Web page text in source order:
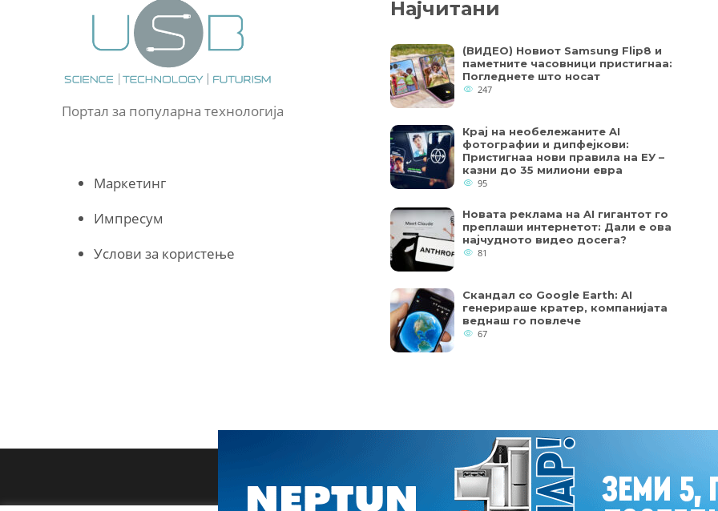
Портал за популарна технологија
Маркетинг
Импресум
Услови за користење
Најчитани
(ВИДЕО) Новиот Samsung Flip8 и
паметните часовници пристигнаа:
Погледнете што носат
247
Крај на необележаните AI
фотографии и дипфејкови:
Пристигнаа нови правила на ЕУ –
казни до 35 милиони евра
95
Новата реклама на AI гигантот го
преплаши интернетот: Дали е ова
најчудното видео досега?
81
Скандал со Google Earth: AI
генерираше кратер, компанијата
веднаш го повлече
67